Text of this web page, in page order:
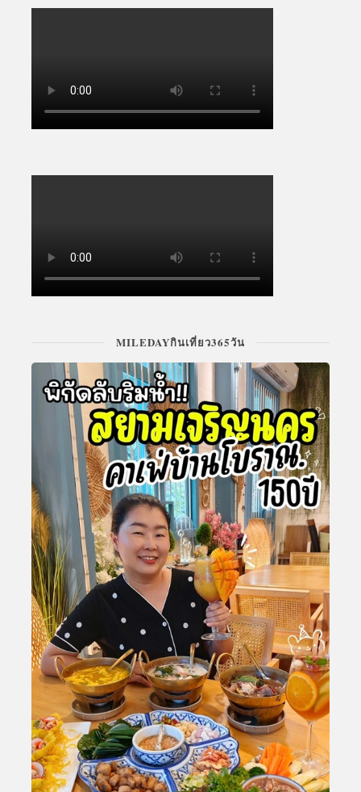
MILEDAYกินเที่ยว365วัน